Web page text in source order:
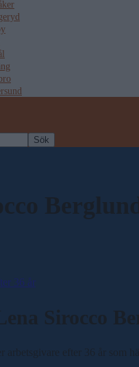
Sirocco
arbetsgivare efter 36 år som